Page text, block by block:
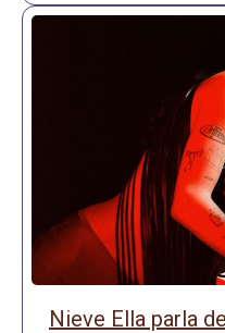
Nieve Ella parla